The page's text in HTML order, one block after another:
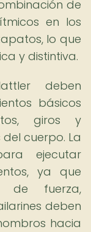
de
en los
lo que
y distintiva.
deben
básicos
giros y
cuerpo. La
ejecutar
ya que
de fuerza,
deben
hacia